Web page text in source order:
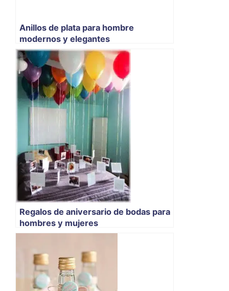
Anillos de plata para hombre
modernos y elegantes
Regalos de aniversario de bodas para
hombres y mujeres